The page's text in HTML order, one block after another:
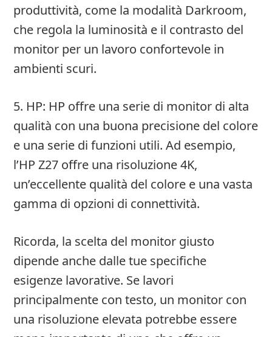
produttività, come la modalità Darkroom,
che regola la luminosità e il contrasto del
monitor per un lavoro confortevole in
ambienti scuri.
5. HP: HP offre una serie di monitor di alta
qualità con una buona precisione del colore
e una serie di funzioni utili. Ad esempio,
l’HP Z27 offre una risoluzione 4K,
un’eccellente qualità del colore e una vasta
gamma di opzioni di connettività.
Ricorda, la scelta del monitor giusto
dipende anche dalle tue specifiche
esigenze lavorative. Se lavori
principalmente con testo, un monitor con
una risoluzione elevata potrebbe essere